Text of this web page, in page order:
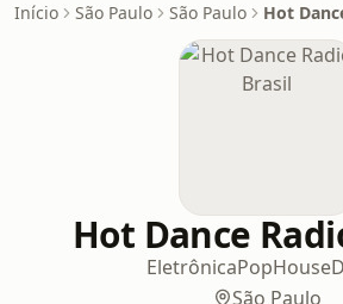
Início São Paulo São Paulo Hot
Hot Dance
EletrônicaPopHouse
São Paulo